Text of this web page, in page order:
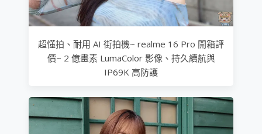
超懂拍、耐用 AI 街拍機~ realme 16 Pro 開箱評
價~ 2 億畫素 LumaColor 影像、持久續航與
IP69K 高防護